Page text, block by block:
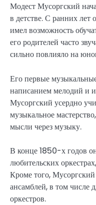
Модест Мусоргский
в детстве. С ранних лет
имел возможность
его родителей часто
сильно повлияло на
Его первые
написанием мелодий и
Мусоргский усердно
музыкальное
мысли через музыку.
В конце 1850-х годов
любительских
Кроме того,
ансамблей, в том числе
оркестров.